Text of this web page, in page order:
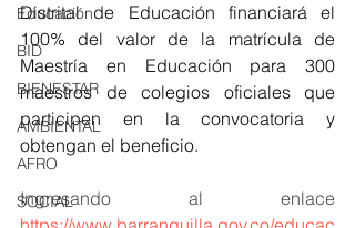
Educación
BID
BIENESTAR
AMBIENTAL
AFRO
SOCIAL
Distrital de Educación financiará el
100% del valor de la matrícula de
Maestría en Educación para 300
maestros de colegios oficiales que
participen en la convocatoria y
obtengan el beneficio.
Ingresando al enlace